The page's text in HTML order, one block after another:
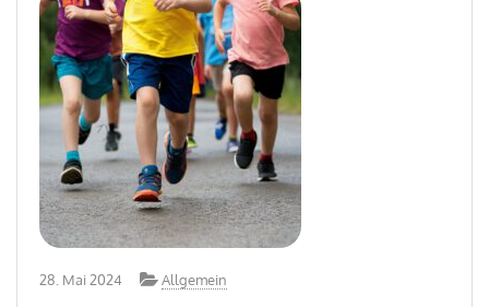
28. Mai 2024 Allgemein